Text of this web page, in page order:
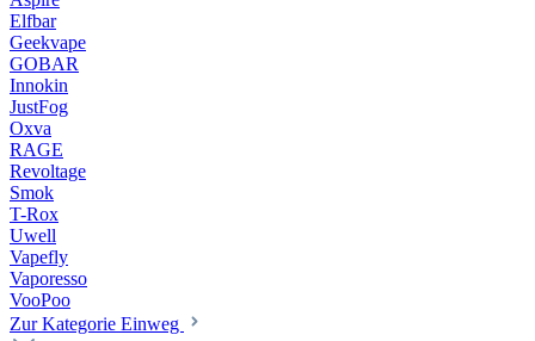
Elfbar
Geekvape
GOBAR
Innokin
JustFog
Oxva
RAGE
Revoltage
Smok
T-Rox
Uwell
Vapefly
Vaporesso
VooPoo
Zur Kategorie Einweg